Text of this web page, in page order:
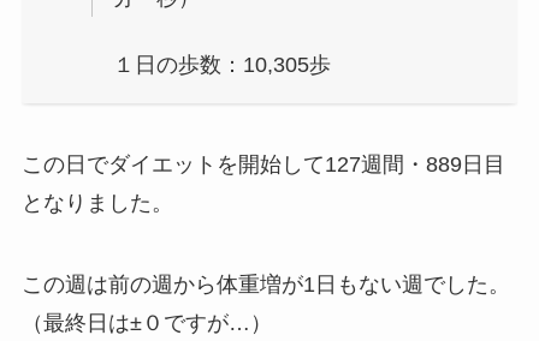
１日の歩数：10,305歩
この日でダイエットを開始して127週間・889日目
となりました。
この週は前の週から体重増が1日もない週でした。
（最終日は±０ですが…）